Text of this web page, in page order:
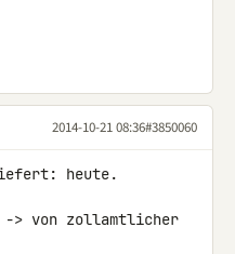
2014-10-21 08:36#3850060
heute.
-> von zollamtlicher